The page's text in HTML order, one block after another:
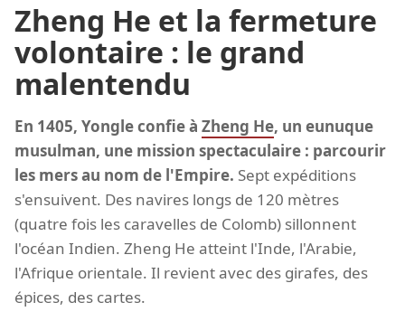
Zheng He et la fermeture
volontaire : le grand
malentendu
En 1405, Yongle confie à Zheng He, un eunuque
musulman, une mission spectaculaire : parcourir
les mers au nom de l'Empire. Sept expéditions
s'ensuivent. Des navires longs de 120 mètres
(quatre fois les caravelles de Colomb) sillonnent
l'océan Indien. Zheng He atteint l'Inde, l'Arabie,
l'Afrique orientale. Il revient avec des girafes, des
épices, des cartes.